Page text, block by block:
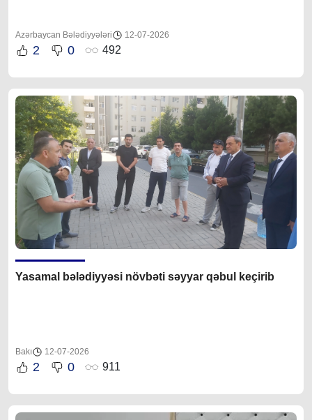
Azərbaycan Bələdiyyələri 12-07-2026
2 0 492
Yasamal bələdiyyəsi növbəti səyyar qəbul keçirib
Bakı 12-07-2026
2 0 911